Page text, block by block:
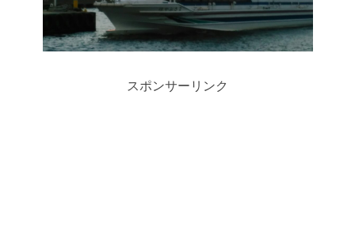
スポンサーリンク